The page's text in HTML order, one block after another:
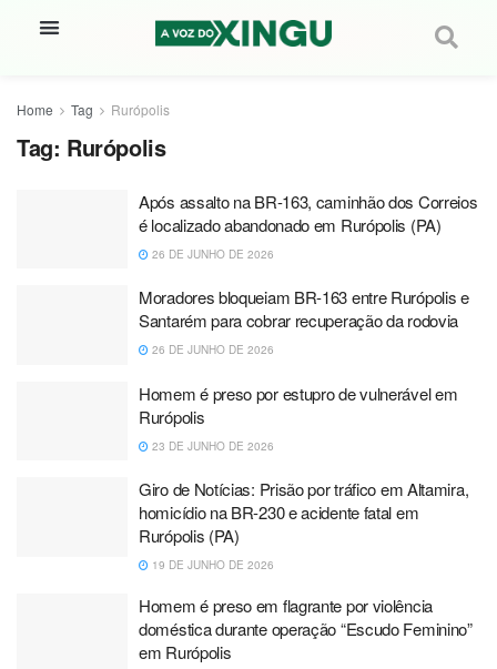
Home Tag Rurópolis
Tag: Rurópolis
Após assalto na BR-163, caminhão dos Correios
é localizado abandonado em Rurópolis (PA)
26 DE JUNHO DE 2026
Moradores bloqueiam BR-163 entre Rurópolis e
Santarém para cobrar recuperação da rodovia
26 DE JUNHO DE 2026
Homem é preso por estupro de vulnerável em
Rurópolis
23 DE JUNHO DE 2026
Giro de Notícias: Prisão por tráfico em Altamira,
homicídio na BR-230 e acidente fatal em
Rurópolis (PA)
19 DE JUNHO DE 2026
Homem é preso em flagrante por violência
doméstica durante operação “Escudo Feminino”
em Rurópolis